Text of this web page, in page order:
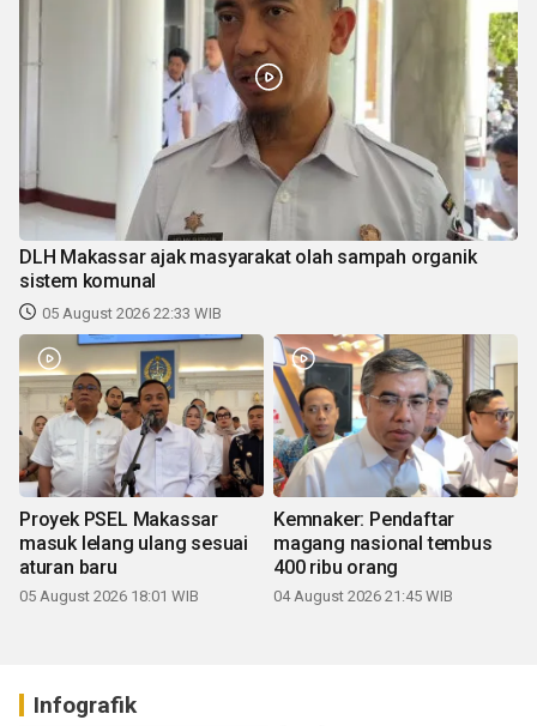
DLH Makassar ajak masyarakat olah sampah organik
sistem komunal
05 August 2026 22:33 WIB
Proyek PSEL Makassar
masuk lelang ulang sesuai
aturan baru
05 August 2026 18:01 WIB
Kemnaker: Pendaftar
magang nasional tembus
400 ribu orang
04 August 2026 21:45 WIB
Infografik